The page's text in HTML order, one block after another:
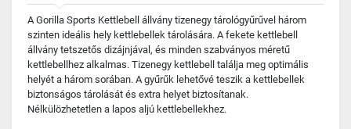
A Gorilla Sports Kettlebell állvány tizenegy tárológyűrűvel három
szinten ideális hely kettlebellek tárolására. A fekete kettlebell
állvány tetszetős dizájnjával, és minden szabványos méretű
kettlebellhez alkalmas. Tizenegy kettlebell találja meg optimális
helyét a három sorában. A gyűrűk lehetővé teszik a kettlebellek
biztonságos tárolását és extra helyet biztosítanak.
Nélkülözhetetlen a lapos aljú kettlebellekhez.